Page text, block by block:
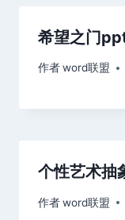
希望之门
作者word联盟
个性艺术抽
作者word联盟